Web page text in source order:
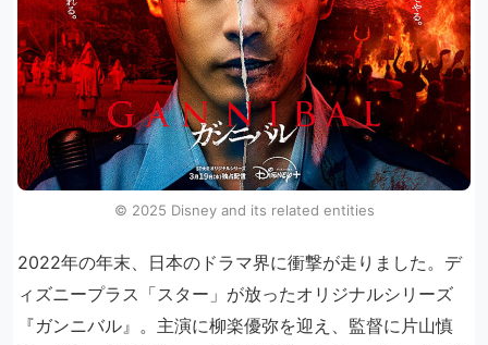
©︎ 2025 Disney and its related entities
2022年の年末、日本のドラマ界に衝撃が走りました。デ
ィズニープラス「スター」が放ったオリジナルシリーズ
『ガンニバル』。主演に柳楽優弥を迎え、監督に片山慎